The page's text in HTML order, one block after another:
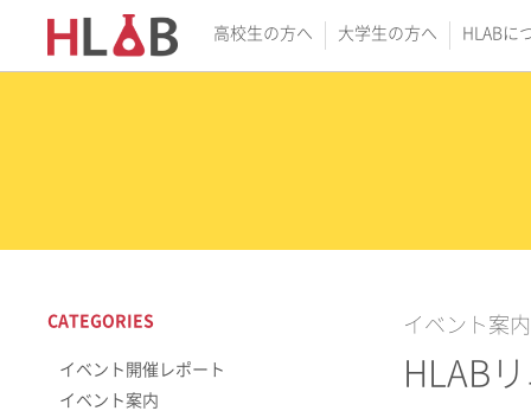
高校生の方へ 大学生の方へ HLABに
イベント案内
HLAB
CATEGORIES
イベント開催レポート
イベント案内